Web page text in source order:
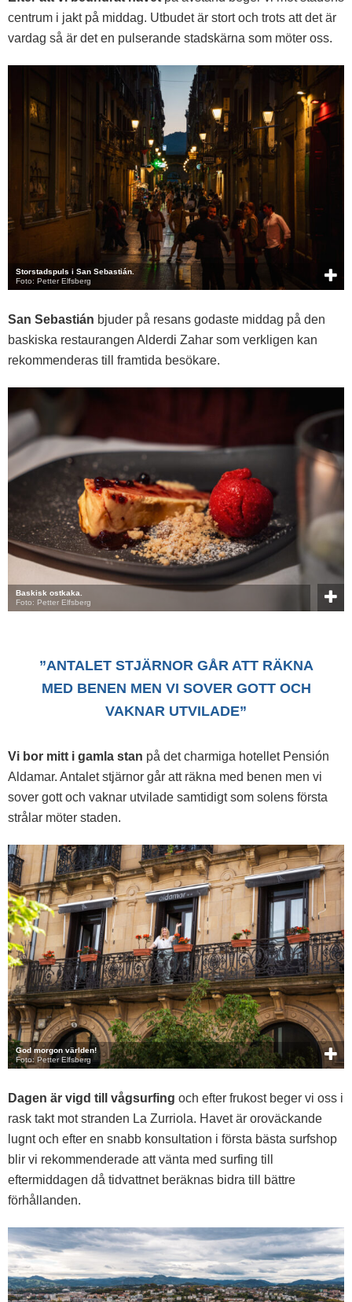
centrum i jakt på middag. Utbudet är stort och trots att det är
vardag så är det en pulserande stadskärna som möter oss.
Storstadspuls i San Sebastián.
Foto: Petter Elfsberg
San Sebastián bjuder på resans godaste middag på den
baskiska restaurangen Alderdi Zahar som verkligen kan
rekommenderas till framtida besökare.
Baskisk ostkaka.
Foto: Petter Elfsberg
”ANTALET STJÄRNOR GÅR ATT RÄKNA
MED BENEN MEN VI SOVER GOTT OCH
VAKNAR UTVILADE”
Vi bor mitt i gamla stan på det charmiga hotellet Pensión
Aldamar. Antalet stjärnor går att räkna med benen men vi
sover gott och vaknar utvilade samtidigt som solens första
strålar möter staden.
God morgon världen!
Foto: Petter Elfsberg
Dagen är vigd till vågsurfing och efter frukost beger vi oss i
rask takt mot stranden La Zurriola. Havet är oroväckande
lugnt och efter en snabb konsultation i första bästa surfshop
blir vi rekommenderade att vänta med surfing till
eftermiddagen då tidvattnet beräknas bidra till bättre
förhållanden.